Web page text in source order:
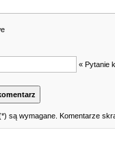
« Pytanie
są wymagane. Komentarze